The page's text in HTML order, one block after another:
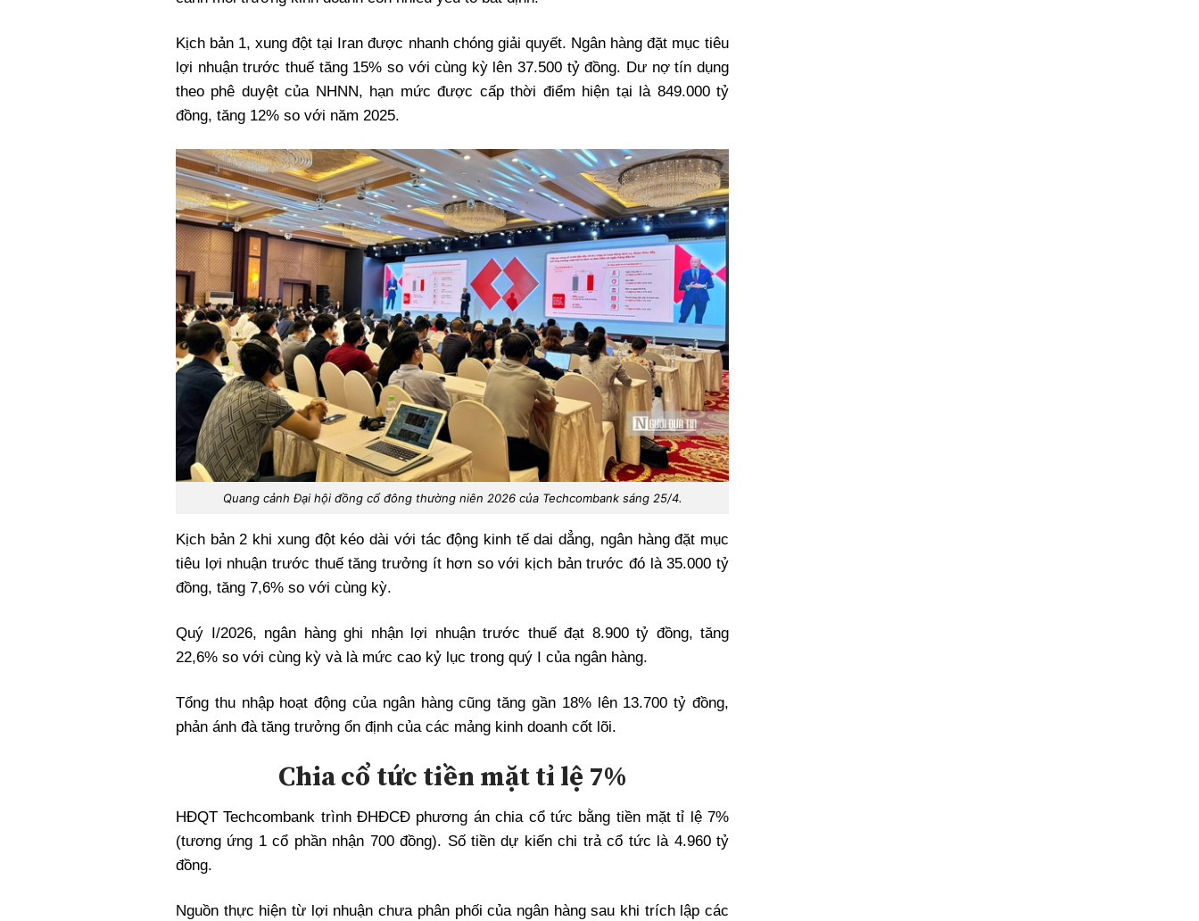
Kịch bản 1, xung đột tại Iran được nhanh chóng giải quyết. Ngân hàng đặt mục tiêu
lợi nhuận trước thuế tăng 15% so với cùng kỳ lên 37.500 tỷ đồng. Dư nợ tín dụng
theo phê duyệt của NHNN, hạn mức được cấp thời điểm hiện tại là 849.000 tỷ
đồng, tăng 12% so với năm 2025.
Quang cảnh Đại hội đồng cổ đông thường niên 2026 của Techcombank sáng 25/4.
Kịch bản 2 khi xung đột kéo dài với tác động kinh tế dai dẳng, ngân hàng đặt mục
tiêu lợi nhuận trước thuế tăng trưởng ít hơn so với kịch bản trước đó là 35.000 tỷ
đồng, tăng 7,6% so với cùng kỳ.
Quý I/2026, ngân hàng ghi nhận lợi nhuận trước thuế đạt 8.900 tỷ đồng, tăng
22,6% so với cùng kỳ và là mức cao kỷ lục trong quý I của ngân hàng.
Tổng thu nhập hoạt động của ngân hàng cũng tăng gần 18% lên 13.700 tỷ đồng,
phản ánh đà tăng trưởng ổn định của các mảng kinh doanh cốt lõi.
Chia cổ tức tiền mặt tỉ lệ 7%
HĐQT Techcombank trình ĐHĐCĐ phương án chia cổ tức bằng tiền mặt tỉ lệ 7%
(tương ứng 1 cổ phần nhận 700 đồng). Số tiền dự kiến chi trả cổ tức là 4.960 tỷ
đồng.
Nguồn thực hiện từ lợi nhuận chưa phân phối của ngân hàng sau khi trích lập các